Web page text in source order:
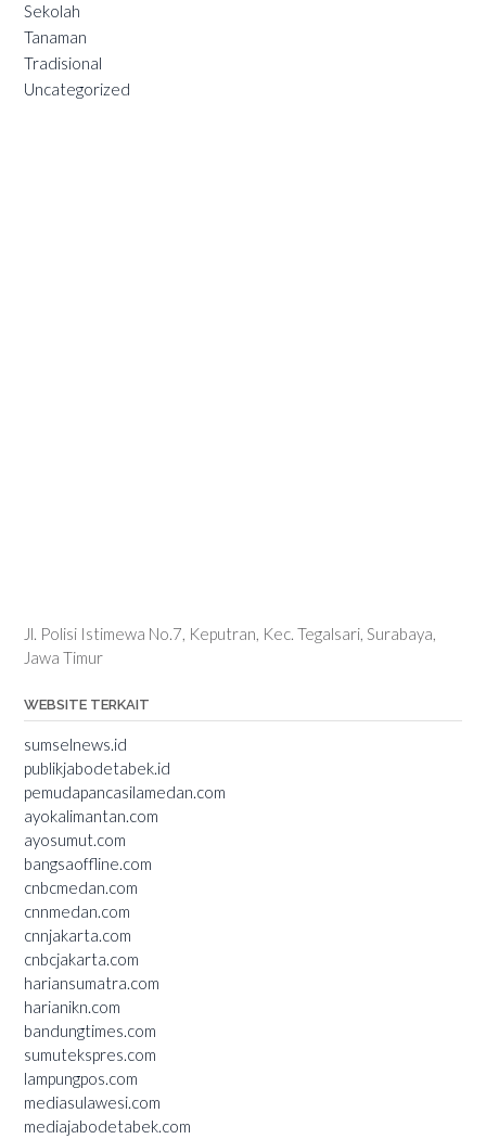
Sekolah
Tanaman
Tradisional
Uncategorized
Jl. Polisi Istimewa No.7, Keputran, Kec. Tegalsari, Surabaya,
Jawa Timur
WEBSITE TERKAIT
sumselnews.id
publikjabodetabek.id
pemudapancasilamedan.com
ayokalimantan.com
ayosumut.com
bangsaoffline.com
cnbcmedan.com
cnnmedan.com
cnnjakarta.com
cnbcjakarta.com
hariansumatra.com
harianikn.com
bandungtimes.com
sumutekspres.com
lampungpos.com
mediasulawesi.com
mediajabodetabek.com